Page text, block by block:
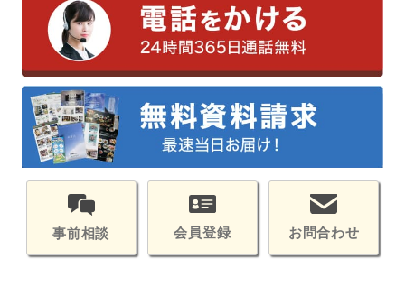
事前相談 会員登録 お問合わせ